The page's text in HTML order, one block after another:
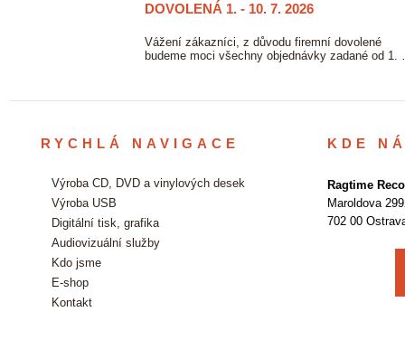
DOVOLENÁ 1. - 10. 7. 2026
Vážení zákazníci, z důvodu firemní dovolené
budeme moci všechny objednávky zadané od
RYCHLÁ NAVIGACE
Výroba CD, DVD a vinylových desek
Výroba USB
Digitální tisk, grafika
Audiovizuální služby
Kdo jsme
E-shop
Kontakt
KDE
Ragtime
Maroldova
702 00